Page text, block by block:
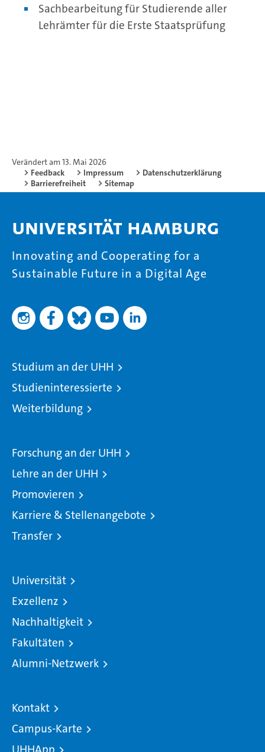
Sachbearbeitung für Studierende aller
Lehrämter für die Erste Staatsprüfung
Verändert am 13. Mai 2026
Feedback
Impressum
Datenschutzerklärung
Barrierefreiheit
Sitemap
Universität Hamburg
Innovating and Cooperating for a
Sustainable Future in a Digital Age
Studium an der UHH
Studieninteressierte
Weiterbildung
Forschung an der UHH
Lehre an der UHH
Promovieren
Karriere & Stellenangebote
Transfer
Universität
Exzellenz
Nachhaltigkeit
Fakultäten
Alumni-Netzwerk
Kontakt
Campus-Karte